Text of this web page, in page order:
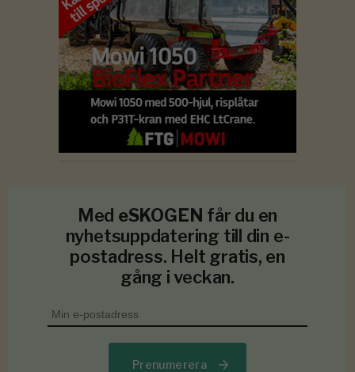
Med eSKOGEN får du en
nyhetsuppdatering till din e-
postadress. Helt gratis, en
gång i veckan.
Prenumerera